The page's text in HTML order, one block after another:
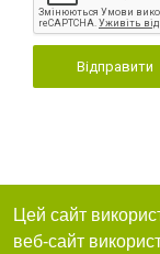
Відправити
Цей сайт
веб-сайт